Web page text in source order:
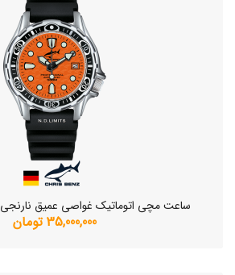
ساعت مچی اتوماتیک غواصی عمیق نارنجی CB-500A-O-KBS
35,000,000 تومان